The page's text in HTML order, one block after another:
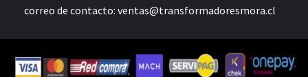
correo de contacto: ventas@transformadoresmora.cl